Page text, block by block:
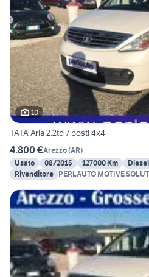
10
TATA Aria 2.2td 7 posti 4x4
4.800 €Arezzo(AR)
Usato
08/2015 127000 Km Diesel
Rivenditore PERLAUTO MOTIVE